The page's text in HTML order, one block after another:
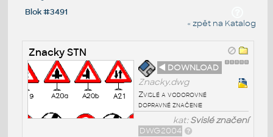
Blok #3491
« zpět na Katalog
Znacky STN
◄ DOWNLOAD
Znacky.dwg
Zvislé a vodorovné
dopravné značenie
kat:Svislé značení
DWG2004